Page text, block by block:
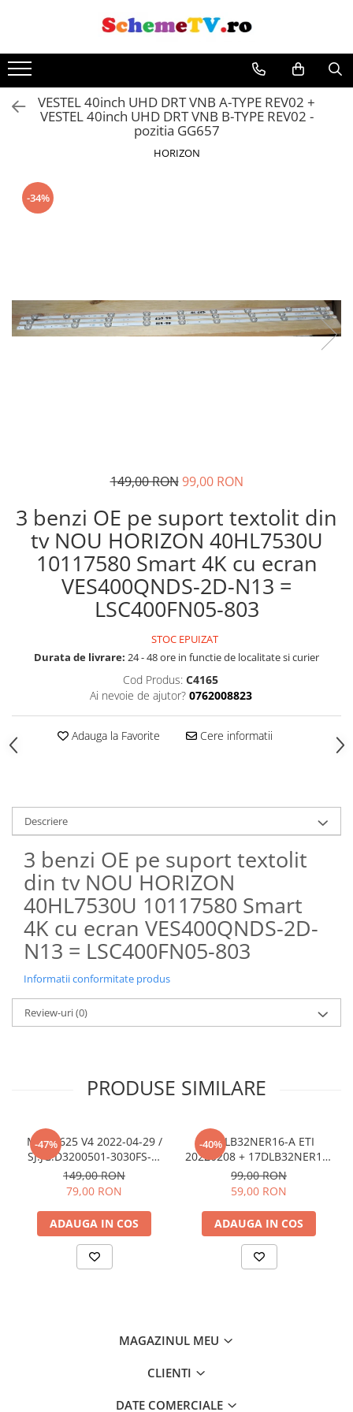
VESTEL 40inch UHD DRT VNB A-TYPE REV02 +
VESTEL 40inch UHD DRT VNB B-TYPE REV02 -
pozitia GG657
HORIZON
-34%
149,00 RON 99,00 RON
3 benzi OE pe suport textolit din
tv NOU HORIZON 40HL7530U
10117580 Smart 4K cu ecran
VES400QNDS-2D-N13 =
LSC400FN05-803
STOC EPUIZAT
Durata de livrare: 24 - 48 ore in functie de localitate si curier
Cod Produs: C4165
Ai nevoie de ajutor? 0762008823
Adauga la Favorite Cere informatii
Descriere
3 benzi OE pe suport textolit
din tv NOU HORIZON
40HL7530U 10117580 Smart
4K cu ecran VES400QNDS-2D-
N13 = LSC400FN05-803
Informatii conformitate produs
Review-uri(0)
PRODUSE SIMILARE
-47%
MS-L4625 V4 2022-04-29 /
SJ.JG.D3200501-3030FS-M
1.14.JHMD320001 210827 -
pozitia PX306 PX308 PX309
149,00 RON
79,00 RON
ADAUGA IN COS
-40%
17DLB32NER16-A ETI
20220208 + 17DLB32NER16-
B ETI 0220208 benzi /
barete led ieftine - pozitia
99,00 RON
59,00 RON
ADAUGA IN COS
MAGAZINUL MEU
CLIENTI
DATE COMERCIALE